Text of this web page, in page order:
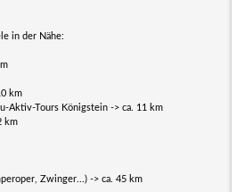
in der Nähe:
km
Aktiv-Tours Königstein -> ca. 11 km
km
Zwinger...) -> ca. 45 km